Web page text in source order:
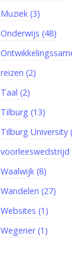
Muziek (3)
Onderwijs (48)
reizen (2)
Taal (2)
Tilburg (13)
Tilburg University
voorleeswedstrijd
Waalwijk (8)
Wandelen (27)
Websites (1)
Wegener (1)